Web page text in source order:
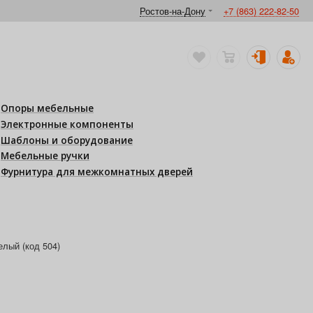
Ростов-на-Дону +7 (863) 222-82-50
Опоры мебельные
Электронные компоненты
Шаблоны и оборудование
Мебельные ручки
Фурнитура для межкомнатных дверей
(код 504)